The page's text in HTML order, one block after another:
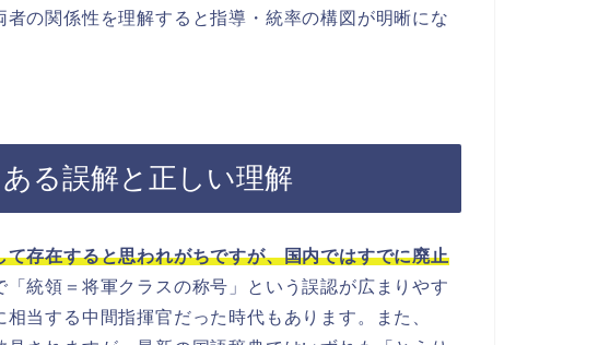
の関係性を理解すると指導・統率の構図が明晰にな
る誤解と正しい理解
存在すると思われがちですが、国内ではすでに廃止
「統領＝将軍クラスの称号」という誤認が広まりやす
当する中間指揮官だった時代もあります。また、